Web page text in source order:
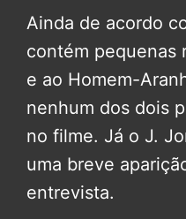
Ainda de acordo
contém pequenas
e ao Homem-
nenhum dos dois
no filme. Já o J.
uma breve
entrevista.